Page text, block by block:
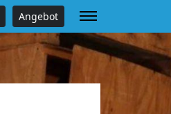
Angebot